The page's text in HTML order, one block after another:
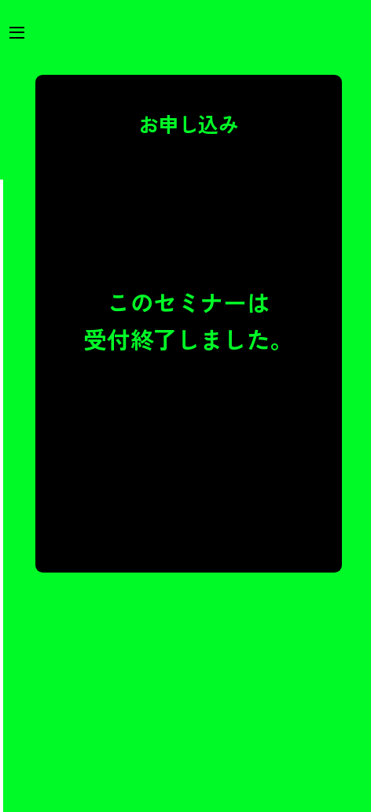
お申し込み
このセミナーは
受付終了しました。